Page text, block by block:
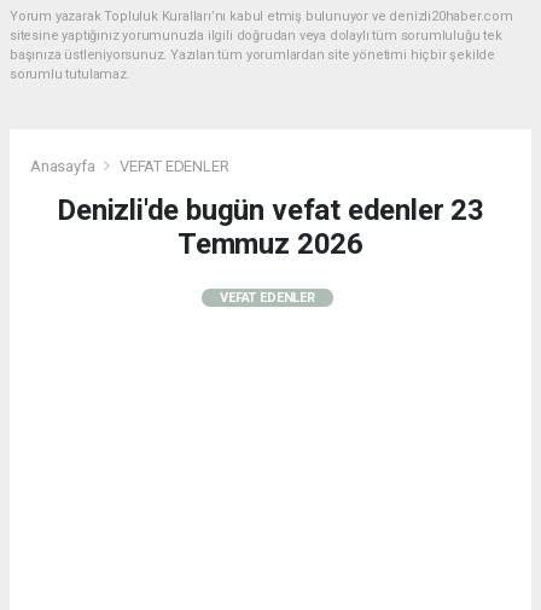
Yorum yazarak Topluluk Kuralları’nı kabul etmiş bulunuyor ve denizli20haber.com
sitesine yaptığınız yorumunuzla ilgili doğrudan veya dolaylı tüm sorumluluğu tek
başınıza üstleniyorsunuz. Yazılan tüm yorumlardan site yönetimi hiçbir şekilde
sorumlu tutulamaz.
Anasayfa VEFAT EDENLER
Denizli'de bugün vefat edenler 23
Temmuz 2026
VEFAT EDENLER